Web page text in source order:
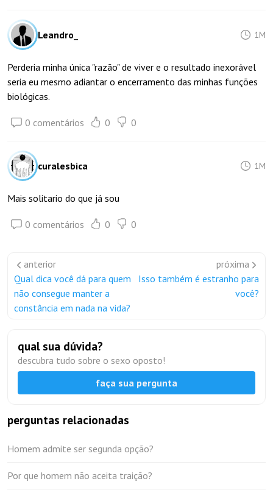
Leandro_ 1M
Perderia minha única "razão" de viver e o resultado inexorável
seria eu mesmo adiantar o encerramento das minhas funções
biológicas.
0 comentários 0 0
curalesbica 1M
Mais solitario do que já sou
0 comentários 0 0
anterior
Qual dica você dá para quem
não consegue manter a
constância em nada na vida?
próxima
Isso também é estranho para
você?
qual sua dúvida?
descubra tudo sobre o sexo oposto!
faça sua pergunta
perguntas relacionadas
Homem admite ser segunda opção?
Por que homem não aceita traição?